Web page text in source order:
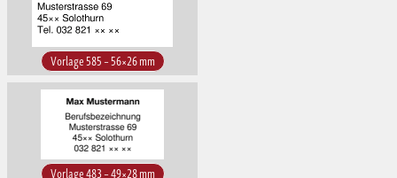
Vorlage 585 – 56×26 mm
Vorlage 483 – 49×28 mm